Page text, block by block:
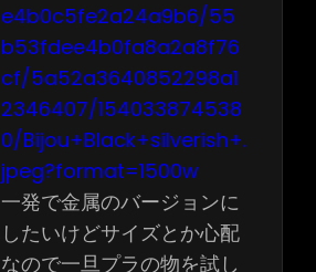
e4b0c5fe2a24a9b6/55
b53fdee4b0fa8a2a8f76
cf/5a52a3640852298a1
2346407/154033874538
0/Bijou+Black+silverish+.
jpeg?format=1500w
一発で金属のバージョンに
したいけどサイズとか心配
なので一旦プラの物を試し